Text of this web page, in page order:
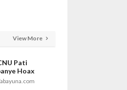
View More
Pati
Hoax